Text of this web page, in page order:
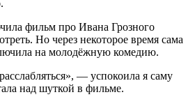
фильм про Ивана Грозного
Но через некоторое время сама
на молодёжную комедию.
— успокоила я саму
над шуткой в фильме.